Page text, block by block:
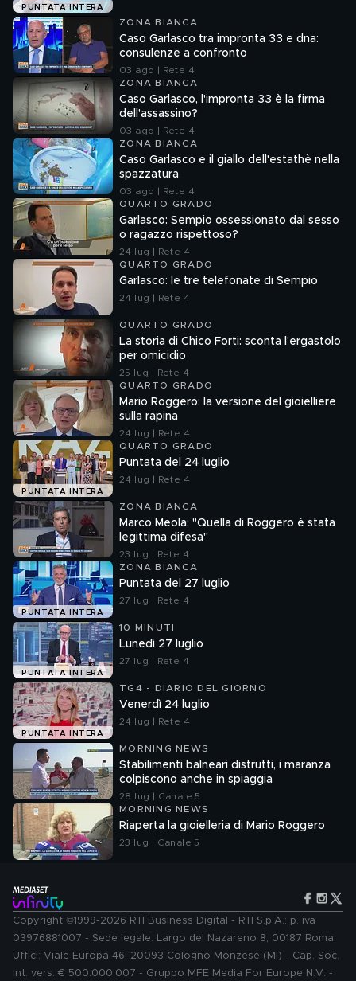
PUNTATA INTERA
ZONA BIANCA
Caso Garlasco tra impronta 33 e dna:
consulenze a confronto
03 ago | Rete 4
ZONA BIANCA
Caso Garlasco, l'impronta 33 è la firma
dell'assassino?
03 ago | Rete 4
ZONA BIANCA
Caso Garlasco e il giallo dell'estathè nella
spazzatura
03 ago | Rete 4
QUARTO GRADO
Garlasco: Sempio ossessionato dal sesso
o ragazzo rispettoso?
24 lug | Rete 4
QUARTO GRADO
Garlasco: le tre telefonate di Sempio
24 lug | Rete 4
QUARTO GRADO
La storia di Chico Forti: sconta l'ergastolo
per omicidio
25 lug | Rete 4
QUARTO GRADO
Mario Roggero: la versione del gioielliere
sulla rapina
24 lug | Rete 4
PUNTATA INTERA
QUARTO GRADO
Puntata del 24 luglio
24 lug | Rete 4
ZONA BIANCA
Marco Meola: "Quella di Roggero è stata
legittima difesa"
23 lug | Rete 4
PUNTATA INTERA
ZONA BIANCA
Puntata del 27 luglio
27 lug | Rete 4
PUNTATA INTERA
10 MINUTI
Lunedì 27 luglio
27 lug | Rete 4
PUNTATA INTERA
TG4 - DIARIO DEL GIORNO
Venerdì 24 luglio
24 lug | Rete 4
MORNING NEWS
Stabilimenti balneari distrutti, i maranza
colpiscono anche in spiaggia
28 lug | Canale 5
MORNING NEWS
Riaperta la gioielleria di Mario Roggero
23 lug | Canale 5
Copyright ©1999-2026 RTI Business Digital - RTI S.p.A.: p. iva
03976881007 - Sede legale: Largo del Nazareno 8, 00187 Roma.
Uffici: Viale Europa 46, 20093 Cologno Monzese (MI) - Cap. Soc.
int. vers. € 500.000.007 - Gruppo MFE Media For Europe N.V. -